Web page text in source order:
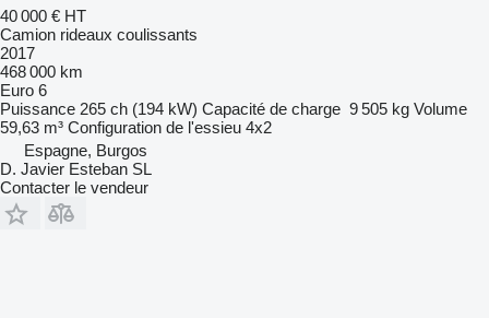
40 000 € HT
Camion rideaux coulissants
2017
468 000 km
Euro 6
Puissance 265 ch (194 kW) Capacité de charge 9 505 kg Volume
59,63 m³ Configuration de l'essieu 4x2
Espagne, Burgos
D. Javier Esteban SL
Contacter le vendeur